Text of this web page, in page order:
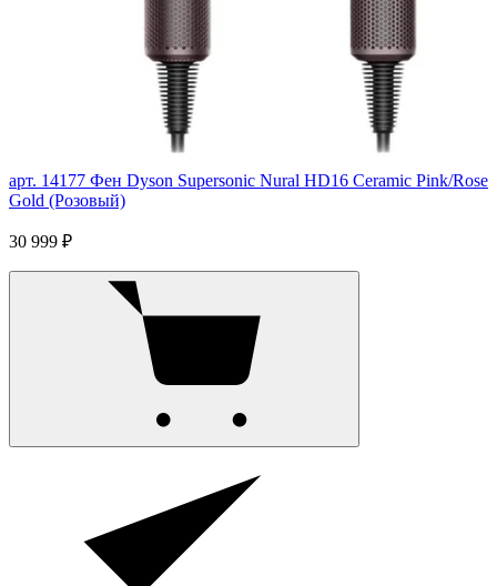
арт. 14177 Фен Dyson Supersonic Nural HD16 Ceramic Pink/Rose
Gold (Розовый)
30 999 ₽